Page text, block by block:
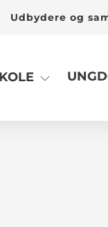
Udbydere og